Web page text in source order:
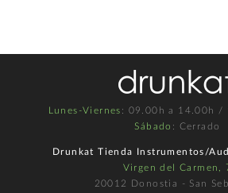
Lunes-Viernes : 09.00h a 14.00h /
Sábado : Cerrado
Drunkat Tienda Instrumentos/
Virgen del Carmen,
20012 Donostia - San